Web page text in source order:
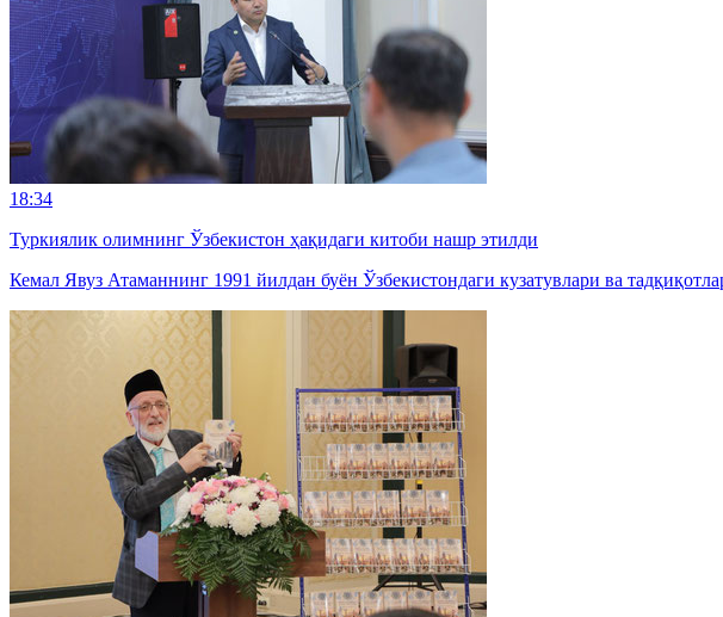
18:34
Туркиялик олимнинг Ўзбекистон ҳақидаги китоби нашр этилди
Кемал Явуз Атаманнинг 1991 йилдан буён Ўзбекистондаги кузатувлари ва